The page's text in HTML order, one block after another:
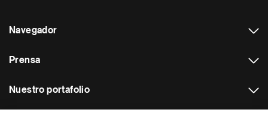
Navegador
Prensa
Nuestro portafolio